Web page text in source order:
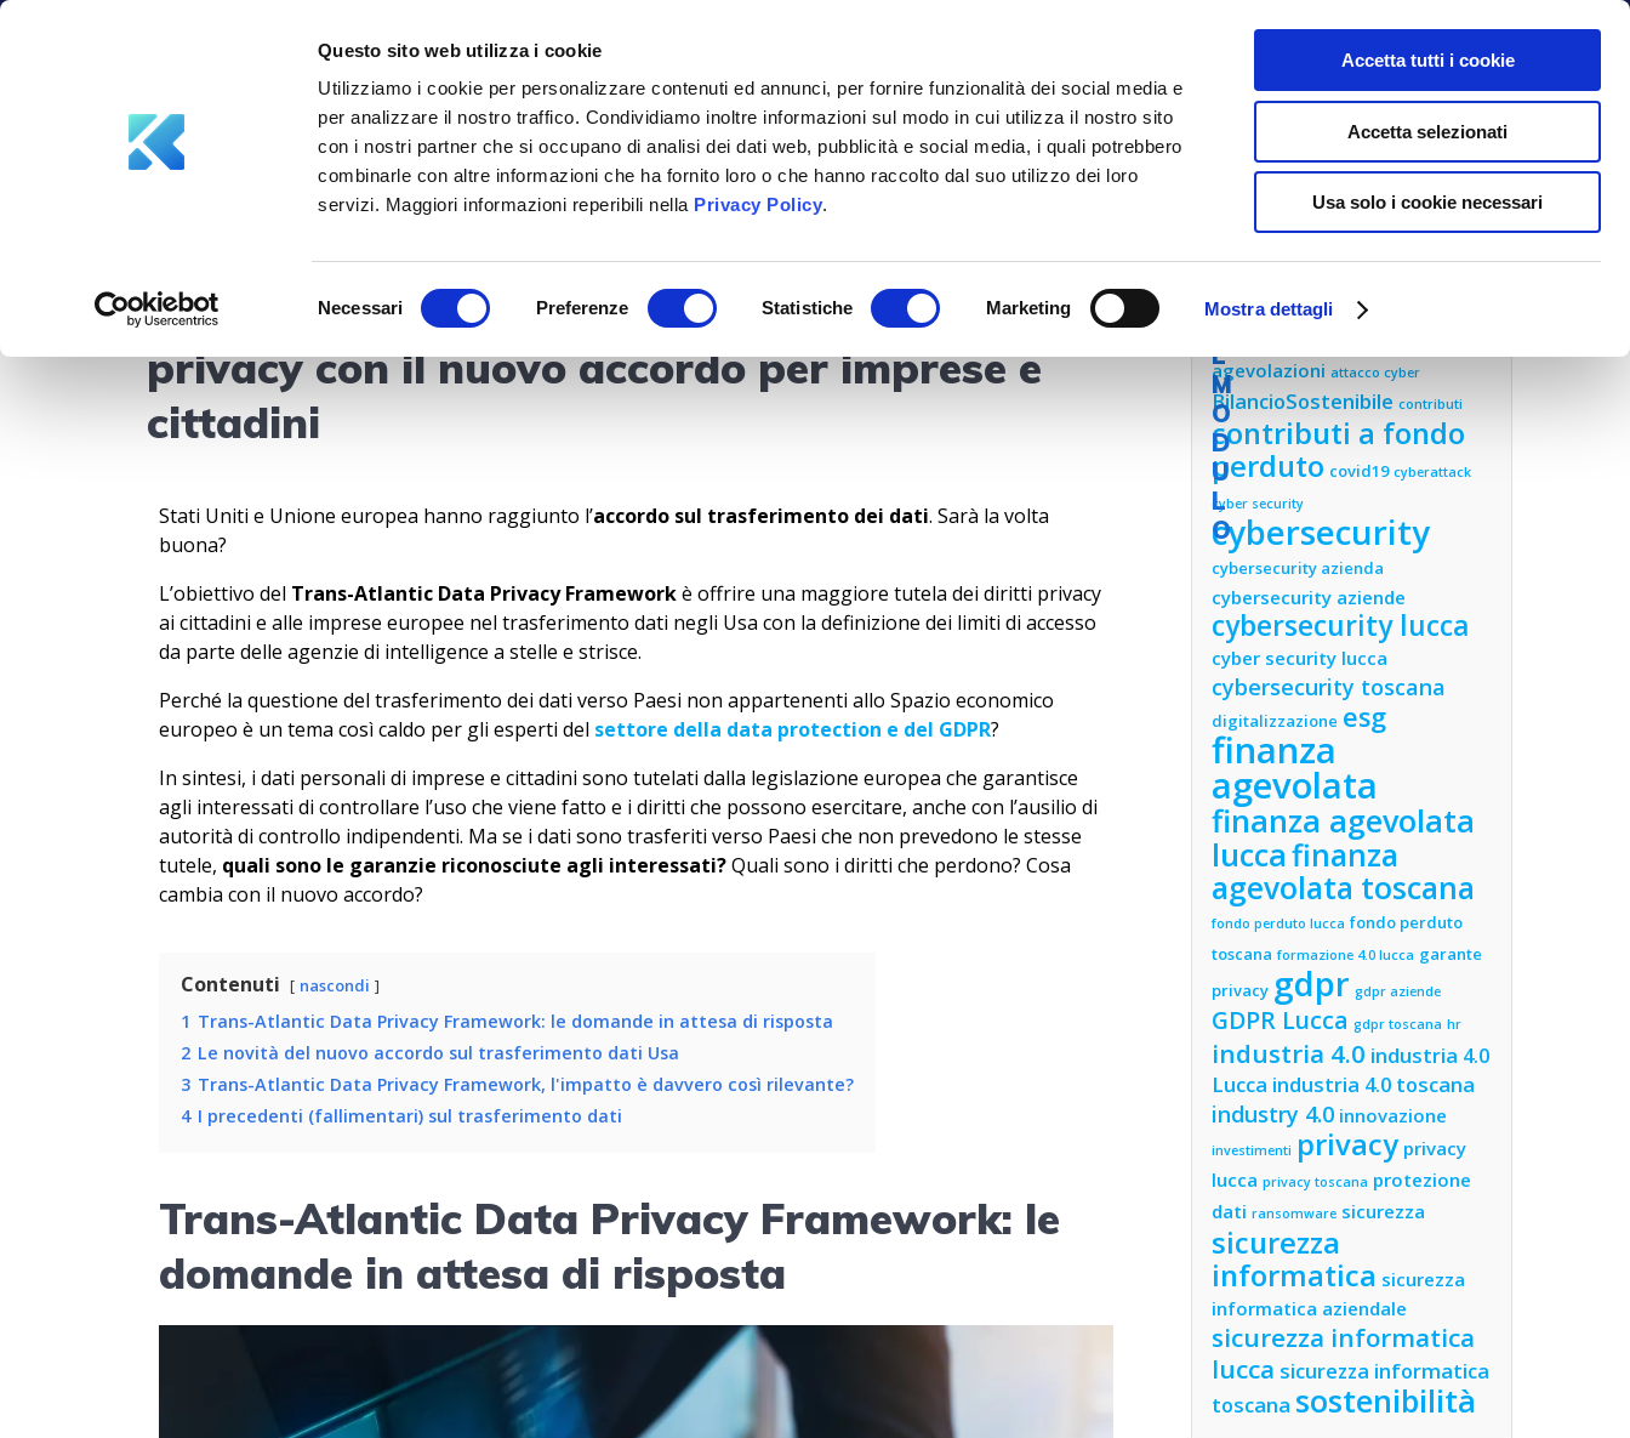
Questo sito web utilizza i cookie
Utilizziamo i cookie per personalizzare contenuti ed annunci, per fornire funzionalità dei social media e
per analizzare il nostro traffico. Condividiamo inoltre informazioni sul modo in cui utilizza il nostro sito
con i nostri partner che si occupano di analisi dei dati web, pubblicità e social media, i quali potrebbero
combinarle con altre informazioni che ha fornito loro o che hanno raccolto dal suo utilizzo dei loro
servizi. Maggiori informazioni reperibili nella Privacy Policy.
Necessari Preferenze Statistiche Marketing Mostra dettagli
Accetta tutti i cookie
Accetta selezionati
Usa solo i cookie necessari
CHI SIAMO SERVIZI BITRIX24 LAVORA CON NOI BLOG
Trasferimento dati Usa: come cambia la
privacy con il nuovo accordo per imprese e
cittadini
Stati Uniti e Unione europea hanno raggiunto l’accordo sul trasferimento dei dati. Sarà la volta
buona?
L’obiettivo del Trans-Atlantic Data Privacy Frameworkè offrire una maggiore tutela dei diritti privacy
ai cittadini e alle imprese europee nel trasferimento dati negli Usa con la definizione dei limiti di accesso
da parte delle agenzie di intelligence a stelle e strisce.
Perché la questione del trasferimento dei dati verso Paesi non appartenenti allo Spazio economico
europeo è un tema così caldo per gli esperti del settore della data protection e del GDPR?
In sintesi, i dati personali di imprese e cittadini sono tutelati dalla legislazione europea che garantisce
agli interessati di controllare l’uso che viene fatto e i diritti che possono esercitare, anche con l’ausilio di
autorità di controllo indipendenti. Ma se i dati sono trasferiti verso Paesi che non prevedono le stesse
tutele, quali sono le garanzie riconosciute agli interessati?Quali sono i diritti che perdono? Cosa
cambia con il nuovo accordo?
Contenuti nascondi
1 Trans-Atlantic Data Privacy Framework: le domande in attesa di risposta
2 Le novità del nuovo accordo sul trasferimento dati Usa
3 Trans-Atlantic Data Privacy Framework, l'impatto è davvero così rilevante?
4 I precedenti (fallimentari) sul trasferimento dati
Trans-Atlantic Data Privacy Framework: le
domande in attesa di risposta
R
A
I
L
M
O
D
U
L
O
CLOUD
agevolazioni attacco cyber
BilancioSostenibile contributi
contributi a fondo
perduto covid19 cyberattack
cyber security
cybersecurity
cybersecurity azienda
cybersecurity aziende
cybersecurity lucca
cyber security lucca
cybersecurity toscana
digitalizzazione esg
finanza
agevolata
finanza agevolata
luccafinanza
agevolata toscana
fondo perduto lucca fondo perduto
toscana formazione 4.0 lucca garante
privacy gdpr gdpr aziende
GDPR Lucca gdpr toscana hr
industria 4.0 industria 4.0
Lucca industria 4.0 toscana
industry 4.0 innovazione
investimenti privacy privacy
lucca privacy toscana protezione
dati ransomware sicurezza
sicurezza
informatica sicurezza
informatica aziendale
sicurezza informatica
lucca sicurezza informatica
toscana sostenibilità